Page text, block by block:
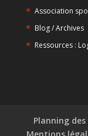
Association
Blog / Archives
Ressources :
Planning